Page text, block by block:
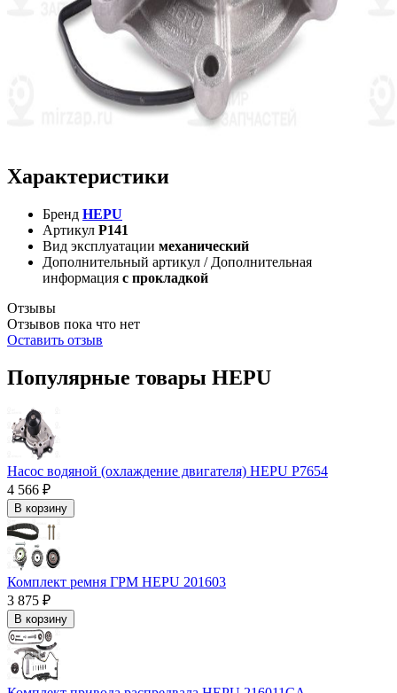
Характеристики
Бренд HEPU
Артикул P141
Вид эксплуатации механический
Дополнительный артикул / Дополнительная
информация с прокладкой
Отзывы
Отзывов пока что нет
Оставить отзыв
Популярные товары HEPU
Насос водяной (охлаждение двигателя) HEPU P7654
4 566 ₽
В корзину
Комплект ремня ГРМ HEPU 201603
3 875 ₽
В корзину